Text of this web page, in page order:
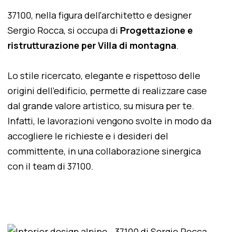
37100, nella figura dell'architetto e designer
Sergio Rocca, si occupa di Progettazione e
ristrutturazione per Villa di montagna.
Lo stile ricercato, elegante e rispettoso delle
origini dell'edificio, permette di realizzare case
dal grande valore artistico, su misura per te.
Infatti, le lavorazioni vengono svolte in modo da
accogliere le richieste e i desideri del
committente, in una collaborazione sinergica
con il team di 37100.